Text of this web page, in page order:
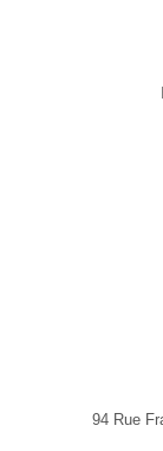
94 Rue